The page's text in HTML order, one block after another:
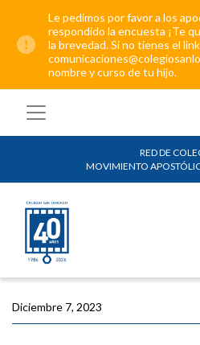
Le pedimos por favor a los
respondido la encuesta ¡Te
la brevedad. Si no tienes el
nombre y curso de tu hijo.
RED DE
MOVIMIENTO
Diciembre 7, 2023